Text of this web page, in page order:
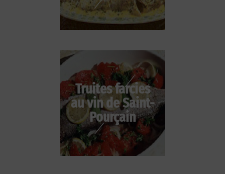
Truites farcies
au vin de Saint-
Pourçain